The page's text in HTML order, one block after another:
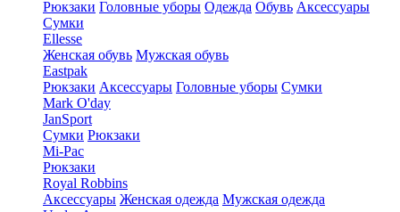
Рюкзаки Головные уборы Одежда Обувь Аксессуары
Сумки
Ellesse
Женская обувь Мужская обувь
Eastpak
Рюкзаки Аксессуары Головные уборы Сумки
Mark O'day
JanSport
Сумки Рюкзаки
Mi-Pac
Рюкзаки
Royal Robbins
Аксессуары Женская одежда Мужская одежда